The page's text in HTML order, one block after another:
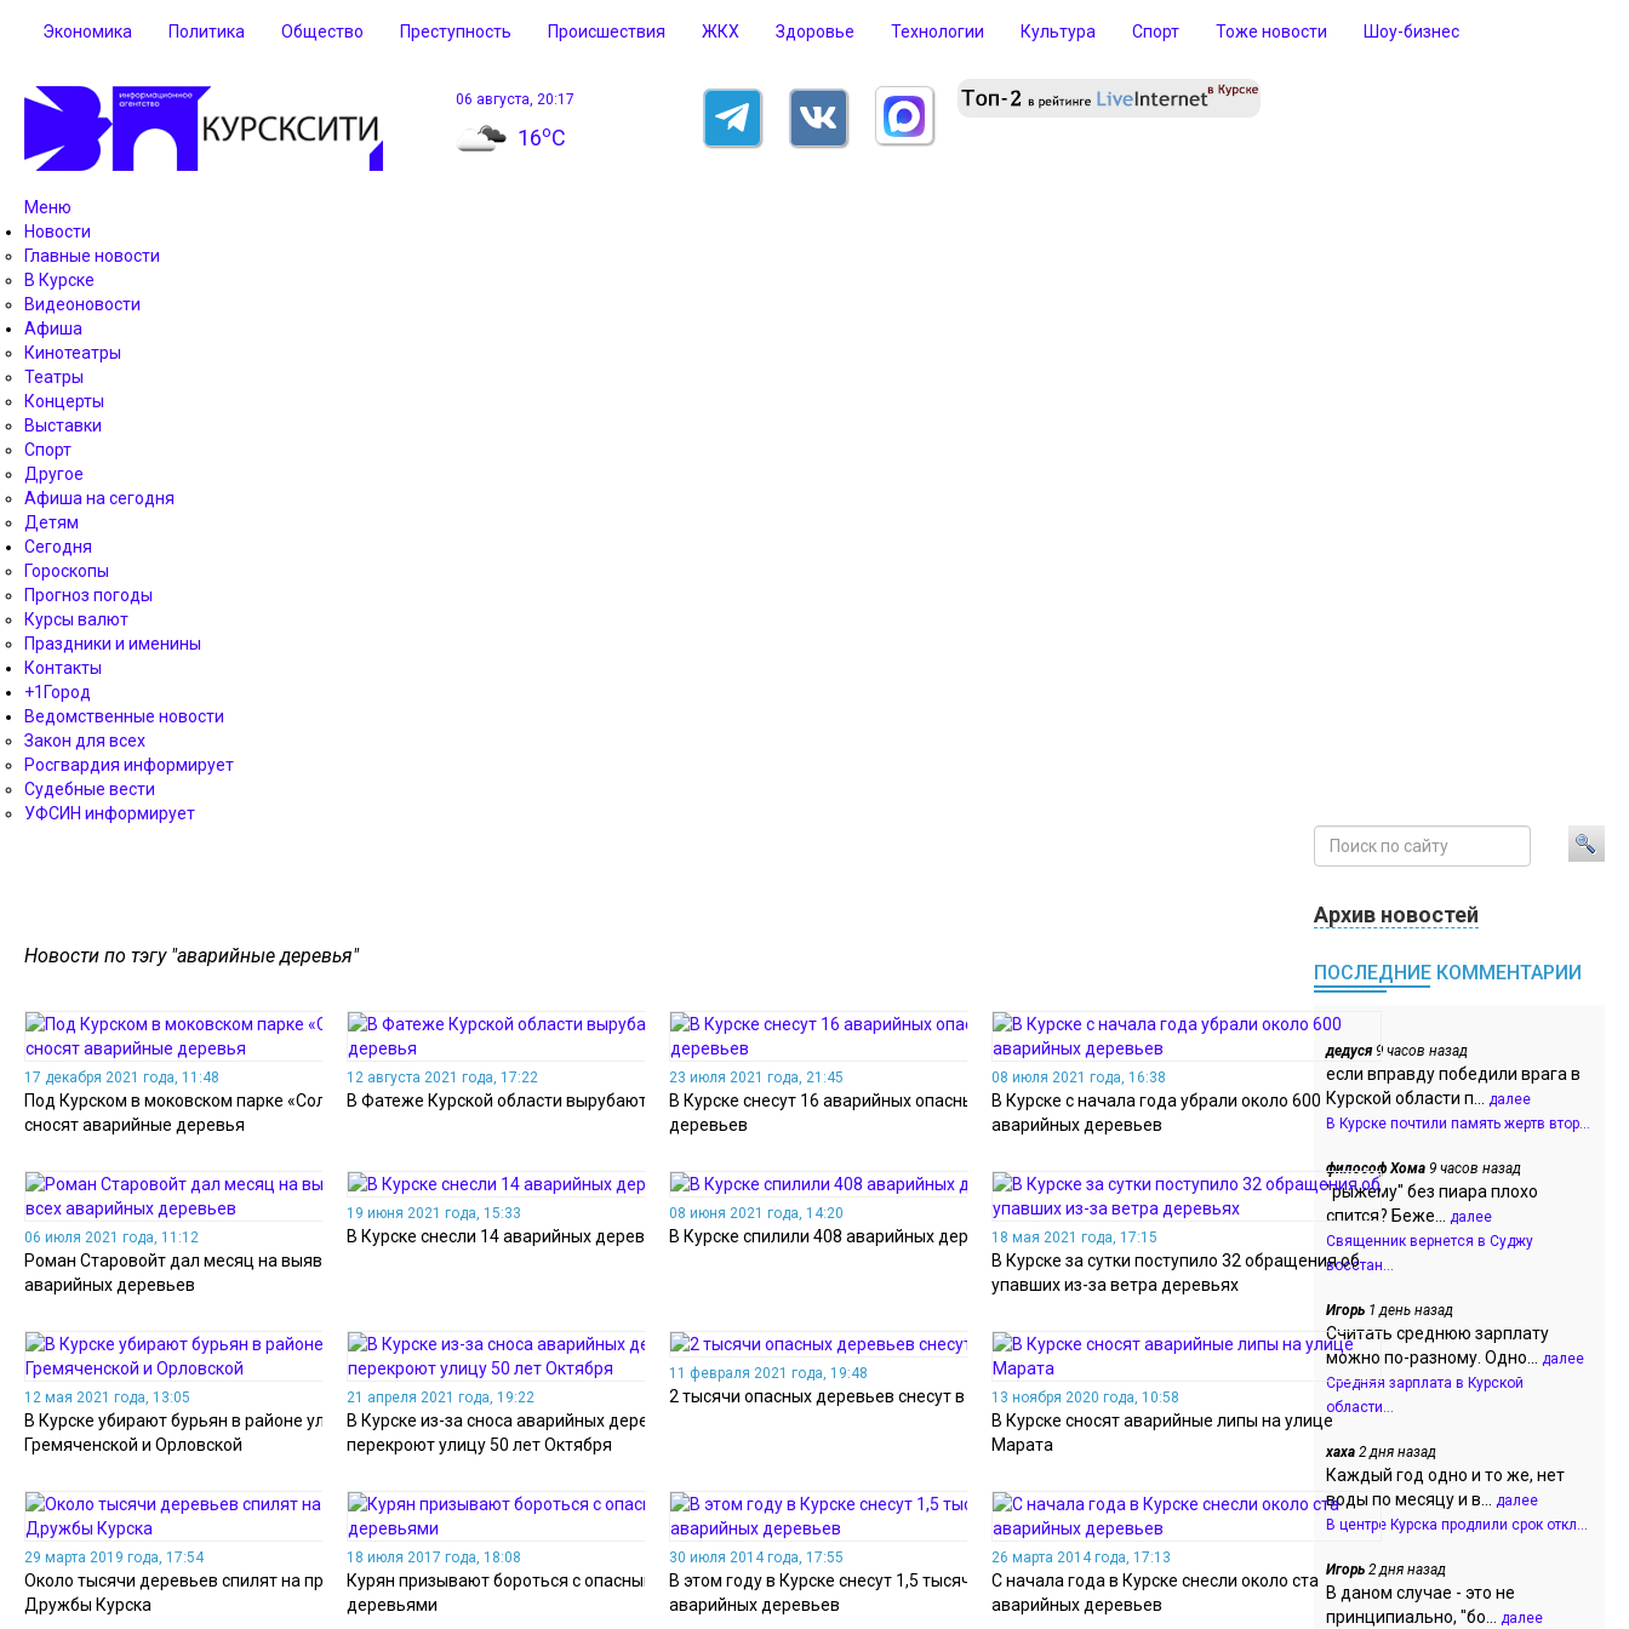
Экономика Политика Общество Преступность Происшествия ЖКХ Здоровье Технологии Культура Спорт Тоже новости Шоу-бизнес
06 августа, 20:17
16oC
Меню
Новости
Главные новости
В Курске
Видеоновости
Афиша
Кинотеатры
Театры
Концерты
Выставки
Спорт
Другое
Афиша на сегодня
Детям
Сегодня
Гороскопы
Прогноз погоды
Курсы валют
Праздники и именины
Контакты
+1Город
Ведомственные новости
Закон для всех
Росгвардия информирует
Судебные вести
УФСИН информирует
Новости по тэгу "аварийные деревья"
17 декабря 2021 года, 11:48
Под Курском в моковском парке «Солянка»
сносят аварийные деревья
12 августа 2021 года, 17:22
В Фатеже Курской области вырубают деревья
23 июля 2021 года, 21:45
В Курске снесут 16 аварийных опасных
деревьев
08 июля 2021 года, 16:38
В Курске с начала года убрали около 600
аварийных деревьев
06 июля 2021 года, 11:12
Роман Старовойт дал месяц на выявление всех
аварийных деревьев
19 июня 2021 года, 15:33
В Курске снесли 14 аварийных деревьев
08 июня 2021 года, 14:20
В Курске спилили 408 аварийных деревьев18 мая 2021 года, 17:15
В Курске за сутки поступило 32 обращения об
упавших из-за ветра деревьях
12 мая 2021 года, 13:05
В Курске убирают бурьян в районе улиц
Гремяченской и Орловской
21 апреля 2021 года, 19:22
В Курске из-за сноса аварийных деревьев
перекроют улицу 50 лет Октября
11 февраля 2021 года, 19:48
2 тысячи опасных деревьев снесут в Курске13 ноября 2020 года, 10:58
В Курске сносят аварийные липы на улице
Марата
29 марта 2019 года, 17:54
Около тысячи деревьев спилят на проспекте
Дружбы Курска
18 июля 2017 года, 18:08
Курян призывают бороться с опасными
деревьями
30 июля 2014 года, 17:55
В этом году в Курске снесут 1,5 тысячи
аварийных деревьев
26 марта 2014 года, 17:13
С начала года в Курске снесли около ста
аварийных деревьев
Архив новостей
ПОСЛЕДНИЕ КОММЕНТАРИИ
дедуся9 часов назад
если вправду победили врага в
Курской области п... далее
В Курске почтили память жертв втор...
философ Хома 9 часов назад
"рыжему" без пиара плохо
спится? Беже... далее
Священник вернется в Суджу
восстан...
Игорь 1 день назад
Считать среднюю зарплату
можно по-разному. Одно... далее
Средняя зарплата в Курской
области...
хаха 2 дня назад
Каждый год одно и то же, нет
воды по месяцу и в... далее
В центре Курска продлили срок откл...
Игорь 2 дня назад
В даном случае - это не
принципиально, "бо... далее